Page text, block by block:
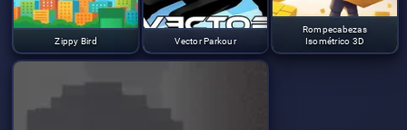
Zippy Bird Vector Parkour
Rompecabezas
Isométrico 3D